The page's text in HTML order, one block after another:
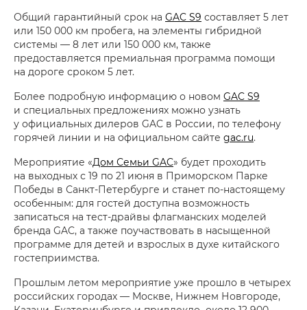
Общий гарантийный срок на GAC S9 составляет 5 лет
или 150 000 км пробега, на элементы гибридной
системы — 8 лет или 150 000 км, также
предоставляется премиальная программа помощи
на дороге сроком 5 лет.
Более подробную информацию о новом GAC S9
и специальных предложениях можно узнать
у официальных дилеров GAC в России, по телефону
горячей линии и на официальном сайте gac.ru.
Мероприятие «Дом Семьи GAC» будет проходить
на выходных с 19 по 21 июня в Приморском Парке
Победы в Санкт-Петербурге и станет по-настоящему
особенным: для гостей доступна возможность
записаться на тест-драйвы флагманских моделей
бренда GAC, а также поучаствовать в насыщенной
программе для детей и взрослых в духе китайского
гостеприимства.
Прошлым летом мероприятие уже прошло в четырех
российских городах — Москве, Нижнем Новгороде,